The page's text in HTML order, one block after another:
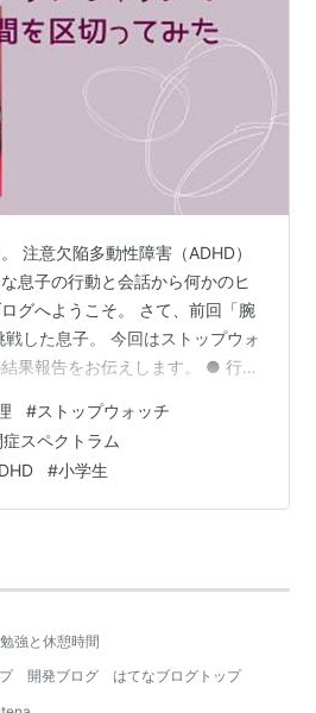
注意欠陥多動性障害（ADHD）
息子の行動と会話から何かのヒ
グへようこそ。 さて、前回「腕
した息子。 今回はストップウォ
果報告をお伝えします。 ● 行動
ったこのストップウォッチを使
トップウォッチはよく紹介され
プウォッチで宿題の合間の読書
切る」ことができるようになっ
ウ…
#ストップウォッチ
症スペクトラム
#小学生
勉強と休憩時間
開発ブログ
はてなブログトップ